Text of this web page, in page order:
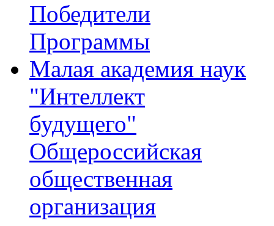
Победители
Программы
Малая академия наук
"Интеллект
будущего"
Общероссийская
общественная
организация